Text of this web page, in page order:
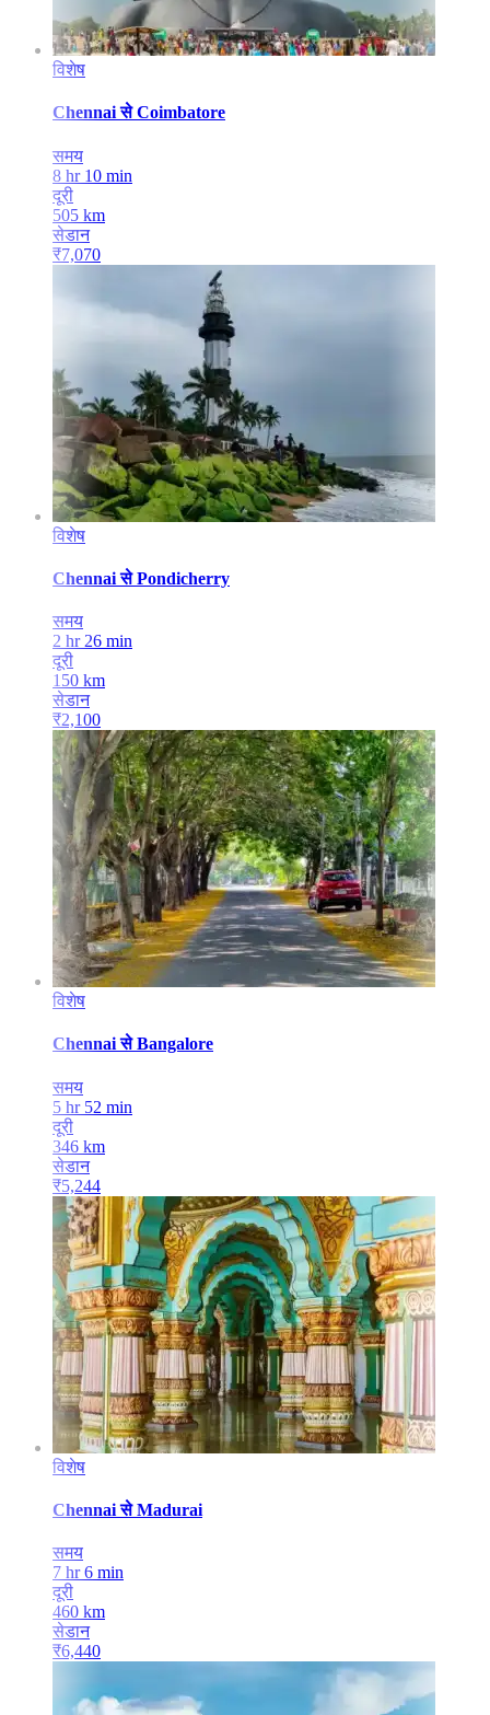
विशेष
Chennai से Coimbatore
समय
8 hr 10 min
दूरी
505 km
सेडान
₹7,070
विशेष
Chennai से Pondicherry
समय
2 hr 26 min
दूरी
150 km
सेडान
₹2,100
विशेष
Chennai से Bangalore
समय
5 hr 52 min
दूरी
346 km
सेडान
₹5,244
विशेष
Chennai से Madurai
समय
7 hr 6 min
दूरी
460 km
सेडान
₹6,440